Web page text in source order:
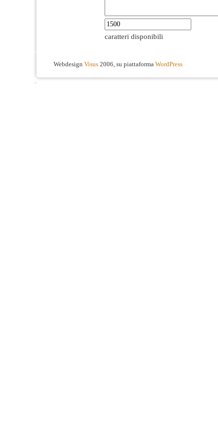
caratteri disponibili
Webdesign Visus 2006, su piattaforma WordPress